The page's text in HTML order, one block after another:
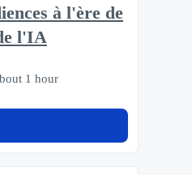
à l'ère de
l'IA
1 hour